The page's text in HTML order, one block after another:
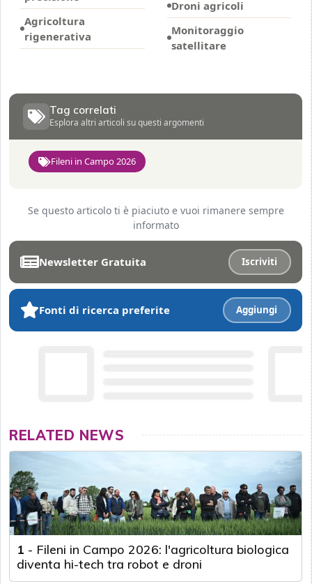
Agricoltura
rigenerativa
Droni agricoli
Monitoraggio
satellitare
Tag correlati
Esplora altri articoli su questi argomenti
Fileni in Campo 2026
Se questo articolo ti è piaciuto e vuoi rimanere sempre
informato
Newsletter Gratuita Iscriviti
Fonti di ricerca preferite Aggiungi
RELATED NEWS
1 - Fileni in Campo 2026: l'agricoltura biologica
diventa hi-tech tra robot e droni